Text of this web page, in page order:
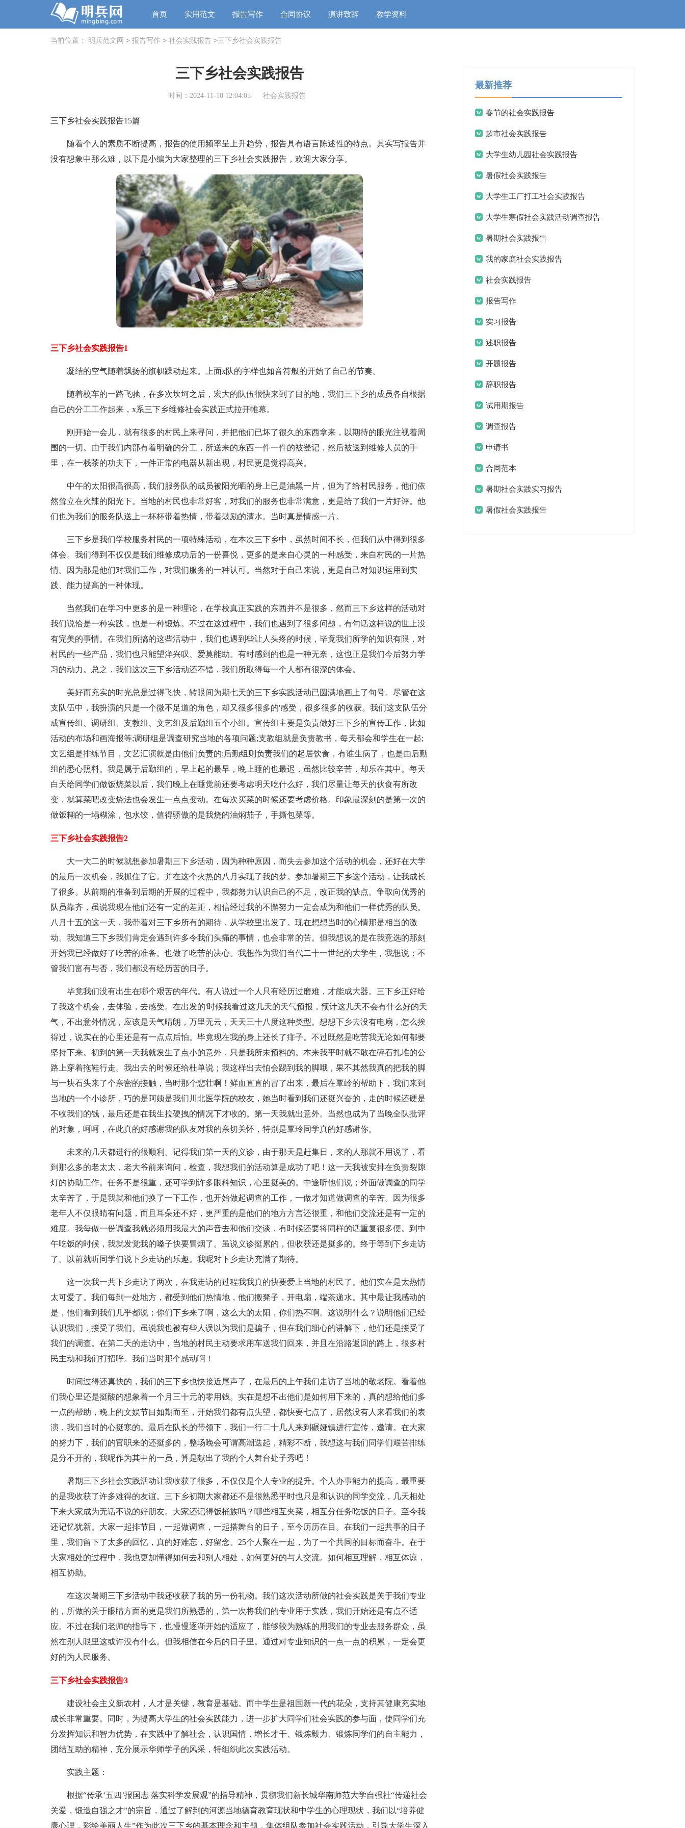
首页 实用范文 报告写作 合同协议 演讲致辞 教学资料
当前位置： 明兵范文网 > 报告写作 > 社会实践报告 >三下乡社会实践报告
三下乡社会实践报告
时间：2024-11-10 12:04:05 社会实践报告
三下乡社会实践报告15篇
随着个人的素质不断提高，报告的使用频率呈上升趋势，报告具有语言陈述性的特点。其实写报告并
没有想象中那么难，以下是小编为大家整理的三下乡社会实践报告，欢迎大家分享。
三下乡社会实践报告1
凝结的空气随着飘扬的旗帜躁动起来。上面x队的字样也如音符般的开始了自己的节奏。
随着校车的一路飞驰，在多次坎坷之后，宏大的队伍很快来到了目的地，我们三下乡的成员各自根据
自己的分工工作起来，x系三下乡维修社会实践正式拉开帷幕。
刚开始一会儿，就有很多的村民上来寻问，并把他们已坏了很久的东西拿来，以期待的眼光注视着周
围的一切。由于我们内部有着明确的分工，所送来的东西一件一件的被登记，然后被送到维修人员的手
里，在一栈茶的功夫下，一件正常的电器从新出现，村民更是觉得高兴。
中午的太阳很高很高，我们服务队的成员被阳光晒的身上已是油黑一片，但为了给村民服务，他们依
然耸立在火辣的阳光下。当地的村民也非常好客，对我们的服务也非常满意，更是给了我们一片好评。他
们也为我们的服务队送上一杯杯带着热情，带着鼓励的清水。当时真是情感一片。
三下乡是我们学校服务村民的一项特殊活动，在本次三下乡中，虽然时间不长，但我们从中得到很多
体会。我们得到不仅仅是我们维修成功后的一份喜悦，更多的是来自心灵的一种感受，来自村民的一片热
情。因为那是他们对我们工作，对我们服务的一种认可。当然对于自己来说，更是自己对知识运用到实
践、能力提高的一种体现。
当然我们在学习中更多的是一种理论，在学校真正实践的东西并不是很多，然而三下乡这样的活动对
我们说恰是一种实践，也是一种锻炼。不过在这过程中，我们也遇到了很多问题，有句话这样说的世上没
有完美的事情。在我们所搞的这些活动中，我们也遇到些让人头疼的时候，毕竟我们所学的知识有限，对
村民的一些产品，我们也只能望洋兴叹、爱莫能助。有时感到的也是一种无奈，这也正是我们今后努力学
习的动力。总之，我们这次三下乡活动还不错，我们所取得每一个人都有很深的体会。
美好而充实的时光总是过得飞快，转眼间为期七天的三下乡实践活动已圆满地画上了句号。尽管在这
支队伍中，我扮演的只是一个微不足道的角色，却又很多很多的'感受，很多很多的收获。我们这支队伍分
成宣传组、调研组、支教组、文艺组及后勤组五个小组。宣传组主要是负责做好三下乡的宣传工作，比如
活动的布场和画海报等;调研组是调查研究当地的各项问题;支教组就是负责教书，每天都会和学生在一起;
文艺组是排练节目，文艺汇演就是由他们负责的;后勤组则负责我们的起居饮食，有谁生病了，也是由后勤
组的悉心照料。我是属于后勤组的，早上起的最早，晚上睡的也最迟，虽然比较辛苦，却乐在其中。每天
白天给同学们做饭烧菜以后，我们晚上在睡觉前还要考虑明天吃什么好，我们尽量让每天的伙食有所改
变，就算菜吧改变烧法也会发生一点点变动。在每次买菜的时候还要考虑价格。印象最深刻的是第一次的
做饭糊的一塌糊涂，包水饺，值得骄傲的是我烧的油焖茄子，手撕包菜等。
三下乡社会实践报告2
大一大二的时候就想参加暑期三下乡活动，因为种种原因，而失去参加这个活动的机会，还好在大学
的最后一次机会，我抓住了它。并在这个火热的八月实现了我的梦。参加暑期三下乡这个活动，让我成长
了很多。从前期的准备到后期的开展的过程中，我都努力认识自己的不足，改正我的缺点。争取向优秀的
队员靠齐，虽说我现在他们还有一定的差距，相信经过我的不懈努力一定会成为和他们一样优秀的队员。
八月十五的这一天，我带着对三下乡所有的期待，从学校里出发了。现在想想当时的心情那是相当的激
动。我知道三下乡我们肯定会遇到许多令我们头痛的事情，也会非常的苦。但我想说的是在我竞选的那刻
开始我已经做好了吃苦的准备。也做了吃苦的决心。我想作为我们当代二十一世纪的大学生，我想说；不
管我们富有与否，我们都没有经历苦的日子。
毕竟我们没有出生在哪个艰苦的年代。有人说过一个人只有经历过磨难，才能成大器。三下乡正好给
了我这个机会，去体验，去感受。在出发的'时候我看过这几天的天气预报，预计这几天不会有什么好的天
气，不出意外情况，应该是天气晴朗，万里无云，天天三十八度这种类型。想想下乡去没有电扇，怎么挨
得过，说实在的心里还是有一点点后怕。毕竟现在我的身上还长了痱子。不过既然是吃苦我无论如何都要
坚持下来。初到的第一天我就发生了点小的意外，只是我所未预料的。本来我平时就不敢在碎石扎堆的公
路上穿着拖鞋行走。我出去的时候还给杜单说；我这样出去怕会踢到我的脚哦，果不其然我真的把我的脚
与一块石头来了个亲密的接触，当时那个悲壮啊！鲜血直直的冒了出来，最后在覃岭的帮助下，我们来到
当地的一个小诊所，巧的是阿姨是我们川北医学院的校友，她当时看到我们还挺兴奋的，走的时候还硬是
不收我们的钱，最后还是在我生拉硬拽的情况下才收的。第一天我就出意外。当然也成为了当晚全队批评
的对象，呵呵，在此真的好感谢我的队友对我的亲切关怀，特别是覃玲同学真的好感谢你。
未来的几天都进行的很顺利。记得我们第一天的义诊，由于那天是赶集日，来的人那就不用说了，看
到那么多的老太太，老大爷前来询问，检查，我想我们的活动算是成功了吧！这一天我被安排在负责裂隙
灯的协助工作。任务不是很重，还可学到许多眼科知识，心里挺美的。中途听他们说；外面做调查的同学
太辛苦了，于是我就和他们换了一下工作，也开始做起调查的工作，一做才知道做调查的辛苦。因为很多
老年人不仅眼睛有问题，而且耳朵还不好，更严重的是他们的地方方言还很重，和他们交流还是有一定的
难度。我每做一份调查我就必须用我最大的声音去和他们交谈，有时候还要将同样的话重复很多便。到中
午吃饭的时候，我就发觉我的嗓子快要冒烟了。虽说义诊挺累的，但收获还是挺多的。终于等到下乡走访
了。以前就听同学们说下乡走访的乐趣。我呢对下乡走访充满了期待。
这一次我一共下乡走访了两次，在我走访的过程我我真的快要爱上当地的村民了。他们实在是太热情
太可爱了。我们每到一处地方，都受到他们热情地，他们搬凳子，开电扇，端茶递水。其中最让我感动的
是，他们看到我们几乎都说；你们下乡来了啊，这么大的太阳，你们热不啊。这说明什么？说明他们已经
认识我们，接受了我们。虽说我也被有些人误以为我们是骗子，但在我们细心的讲解下，他们还是接受了
我们的调查。在第二天的走访中，当地的村民主动要求用车送我们回来，并且在沿路返回的路上，很多村
民主动和我们打招呼。我们当时那个感动啊！
时间过得还真快的，我们的三下乡也快接近尾声了，在最后的上午我们走访了当地的敬老院。看着他
们我心里还是挺酸的想象着一个月三十元的零用钱。实在是想不出他们是如何用下来的，真的想给他们多
一点的帮助，晚上的文娱节目如期而至，开始我们都有点失望，都快要七点了，居然没有人来看我们的表
演，我们当时的心挺寒的。最后在队长的带领下，我们一行二十几人来到碾娅镇进行宣传，邀请。在大家
的努力下，我们的官职来的还挺多的，整场晚会可谓高潮迭起，精彩不断，我想这与我们同学们艰苦排练
是分不开的，我呢作为其中的一员，算是献出了我的个人舞台处子秀吧！
暑期三下乡社会实践活动让我收获了很多，不仅仅是个人专业的提升。个人办事能力的提高，最重要
的是我收获了许多难得的友谊。三下乡初期大家都还不是很熟悉平时也只是和认识的同学交流，几天相处
下来大家成为无话不说的好朋友。大家还记得饭桶族吗？哪些相互夹菜，相互分任务吃饭的日子。至今我
还记忆犹新。大家一起排节目，一起做调查，一起搭舞台的日子，至今历历在目。在我们一起共事的日子
里，我们留下了太多的回忆，真的好难忘，好留念。25个人聚在一起，为了一个共同的目标而奋斗。在于
大家相处的过程中，我也更加懂得如何去和别人相处，如何更好的与人交流。如何相互理解，相互体谅，
相互协助。
在这次暑期三下乡活动中我还收获了我的另一份礼物。我们这次活动所做的社会实践是关于我们专业
的，所做的关于眼睛方面的更是我们所熟悉的，第一次将我们的专业用于实践，我们开始还是有点不适
应。不过在我们老师的指导下，也慢慢逐渐开始的适应了，能够较为熟练的用我们的专业去服务群众，虽
然在别人眼里这或许没有什么。但我相信在今后的日子里。通过对专业知识的一点一点的积累，一定会更
好的为人民服务。
三下乡社会实践报告3
建设社会主义新农村，人才是关键，教育是基础。而中学生是祖国新一代的花朵，支持其健康充实地
成长非常重要。同时，为提高大学生的社会实践能力，进一步扩大同学们社会实践的参与面，使同学们充
分发挥知识和智力优势，在实践中了解社会，认识国情，增长才干、锻炼毅力、锻炼同学们的自主能力，
团结互助的精神，充分展示华师学子的风采，特组织此次实践活动。
实践主题：
根据“传承‘五四’报国志 落实科学发展观”的指导精神，贯彻我们新长城华南师范大学自强社“传递社会
关爱，锻造自强之才”的宗旨，通过了解到的河源当地德育教育现状和中学生的心理现状，我们以“培养健
康心理，彩绘美丽人生”作为此次三下乡的基本理念和主题，集体组队参加社会实践活动，引导大学生深入
最新推荐
春节的社会实践报告
超市社会实践报告
大学生幼儿园社会实践报告
暑假社会实践报告
大学生工厂打工社会实践报告
大学生寒假社会实践活动调查报告
暑期社会实践报告
我的家庭社会实践报告
社会实践报告
报告写作
实习报告
述职报告
开题报告
辞职报告
试用期报告
调查报告
申请书
合同范本
暑期社会实践实习报告
暑假社会实践报告